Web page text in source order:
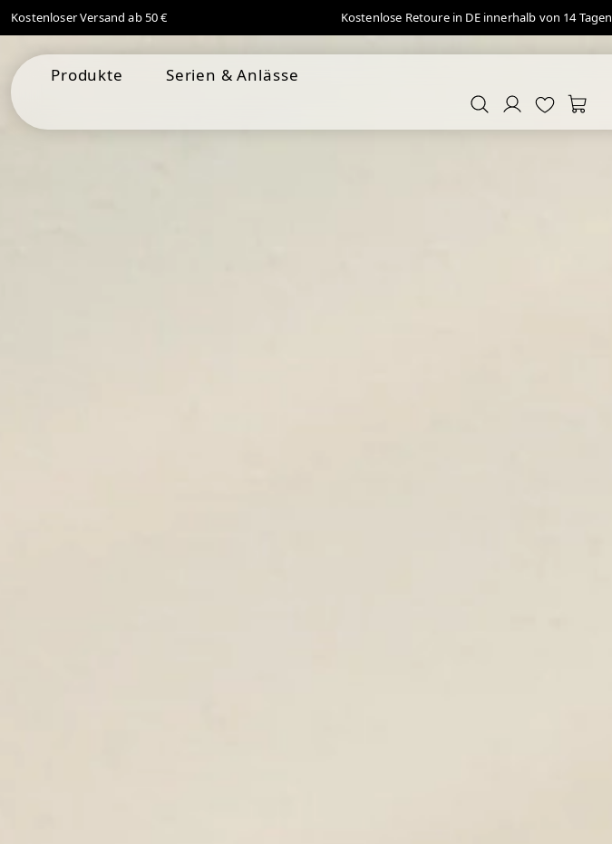
Zur Hauptnavigation springen
Kostenloser Versand ab 50 € Kostenlose Retoure in DE innerhalb von 14 Tagen
Produkte Serien & Anlässe